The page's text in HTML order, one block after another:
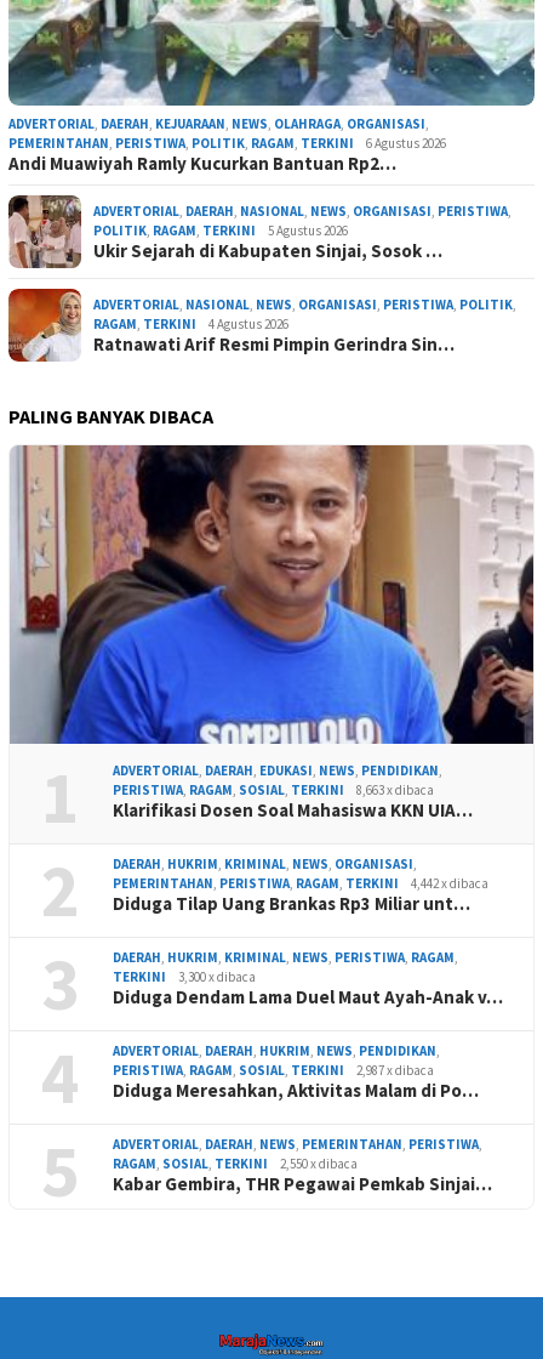
ADVERTORIAL, DAERAH, KEJUARAAN, NEWS, OLAHRAGA, ORGANISASI,
PEMERINTAHAN, PERISTIWA, POLITIK, RAGAM, TERKINI 6 Agustus 2026
Andi Muawiyah Ramly Kucurkan Bantuan Rp2…
ADVERTORIAL, DAERAH, NASIONAL, NEWS, ORGANISASI, PERISTIWA,
POLITIK, RAGAM, TERKINI 5 Agustus 2026
Ukir Sejarah di Kabupaten Sinjai, Sosok …
ADVERTORIAL, NASIONAL, NEWS, ORGANISASI, PERISTIWA, POLITIK,
RAGAM, TERKINI 4 Agustus 2026
Ratnawati Arif Resmi Pimpin Gerindra Sin…
PALING BANYAK DIBACA
1 ADVERTORIAL, DAERAH, EDUKASI, NEWS, PENDIDIKAN,
PERISTIWA, RAGAM, SOSIAL, TERKINI 8,663 x dibaca
Klarifikasi Dosen Soal Mahasiswa KKN UIA…
2 DAERAH, HUKRIM, KRIMINAL, NEWS, ORGANISASI,
PEMERINTAHAN, PERISTIWA, RAGAM, TERKINI 4,442 x dibaca
Diduga Tilap Uang Brankas Rp3 Miliar unt…
3 DAERAH, HUKRIM, KRIMINAL, NEWS, PERISTIWA, RAGAM,
TERKINI
3,300 x dibaca
Diduga Dendam Lama Duel Maut Ayah-Anak v…
4 ADVERTORIAL, DAERAH, HUKRIM, NEWS, PENDIDIKAN,
PERISTIWA, RAGAM, SOSIAL, TERKINI 2,987 x dibaca
Diduga Meresahkan, Aktivitas Malam di Po…
5 ADVERTORIAL, DAERAH, NEWS, PEMERINTAHAN, PERISTIWA,
RAGAM, SOSIAL, TERKINI 2,550 x dibaca
Kabar Gembira, THR Pegawai Pemkab Sinjai…